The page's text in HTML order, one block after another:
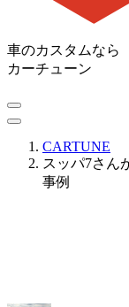
車のカスタムなら
カーチューン
CARTUNE
スッパ7さん
事例